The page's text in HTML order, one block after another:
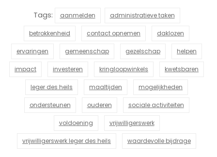
Tags:
aanmelden administratieve taken
betrokkenheid contact opnemen daklozen
ervaringen gemeenschap gezelschap helpen
impact investeren kringloopwinkels kwetsbaren
leger des heils maaltijden mogelijkheden
ondersteunen ouderen sociale activiteiten
voldoening vrijwilligerswerk
vrijwilligerswerk leger des heils waardevolle bijdrage